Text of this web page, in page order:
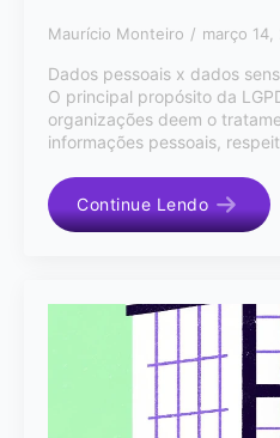
Maurício Monteiro março 14,
Dados pessoais x dados
O principal propósito da
organizações deem o
informações pessoais,
Continue Lendo